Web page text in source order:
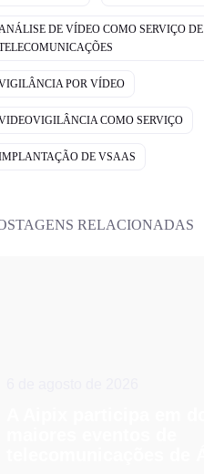
DE VÍDEO COMO SERVIÇO DE
POR VÍDEO
COMO SERVIÇO
DE VSAAS
RELACIONADAS